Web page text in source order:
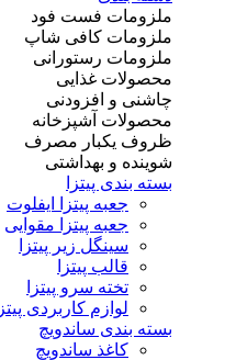
ملزومات فست فود
ملزومات کافی شاپ
ملزومات رستورانی
محصولات غذایی
چاشنی و افزودنی
محصولات آشپزخانه
ظروف یکبار مصرف
شوینده و بهداشتی
بسته بندی پیتزا
جعبه پیتزا ایفلوت
جعبه پیتزا مقوایی
سینگل زیر پیتزا
قالب پیتزا
تخته سرو پیتزا
لوازم کاربردی پیتزا
بسته بندی ساندویچ
کاغذ ساندویچ